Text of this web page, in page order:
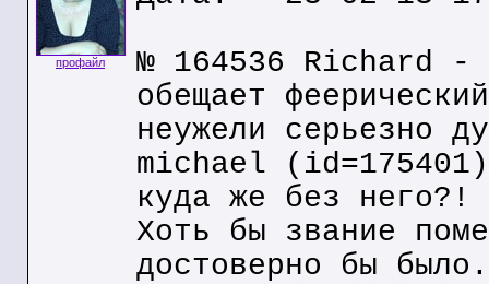
профайл
№ 164536 Richard -
обещает
неужели серьезно
michael
куда же без него?!
Хоть бы звание
достоверно бы было.